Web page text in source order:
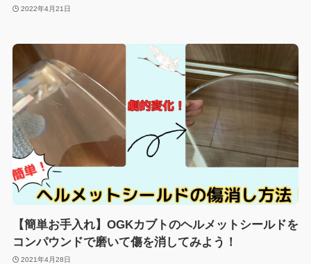
2022年4月21日
【簡単お手入れ】OGKカブトのヘルメットシールドを
コンパウンドで磨いて傷を消してみよう！
2021年4月28日